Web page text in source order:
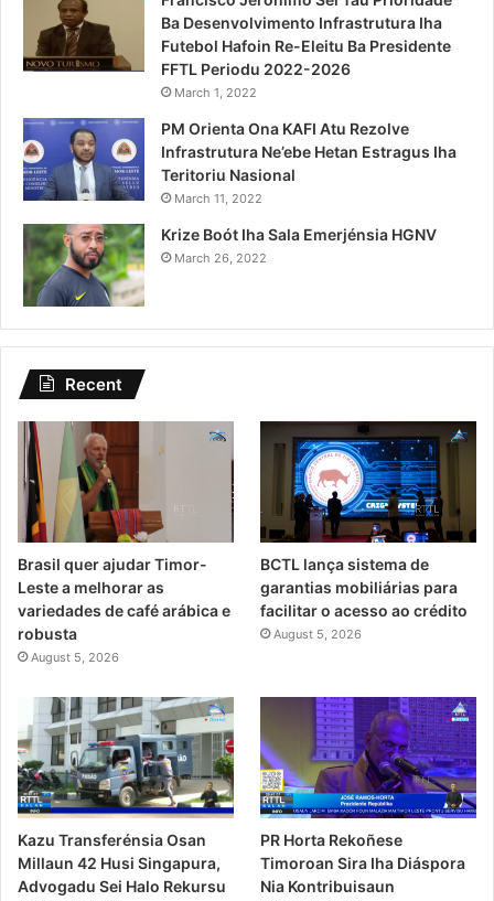
Ba Desenvolvimento Infrastrutura Iha
Futebol Hafoin Re-Eleitu Ba Presidente
FFTL Periodu 2022-2026
March 1, 2022
PM Orienta Ona KAFI Atu Rezolve
Infrastrutura Ne’ebe Hetan Estragus Iha
Teritoriu Nasional
March 11, 2022
Krize Boót Iha Sala Emerjénsia HGNV
March 26, 2022
Recent
Brasil quer ajudar Timor-
Leste a melhorar as
variedades de café arábica e
robusta
August 5, 2026
BCTL lança sistema de
garantias mobiliárias para
facilitar o acesso ao crédito
August 5, 2026
Kazu Transferénsia Osan
Millaun 42 Husi Singapura,
Advogadu Sei Halo Rekursu
PR Horta Rekoñese
Timoroan Sira Iha Diáspora
Nia Kontribuisaun